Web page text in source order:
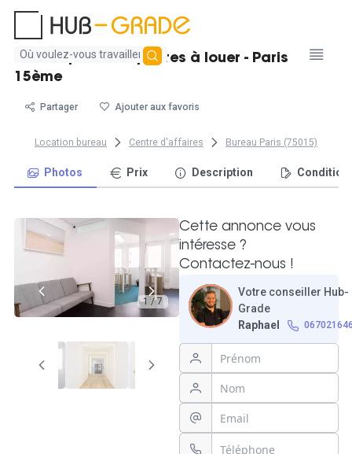
Aucun
résultat
Bureau privatif 3 postes à louer - Paris
15ème
Partager Ajouter aux favoris
Location bureau Centre d'affaires Bureau Paris (75015)
Photos Prix Description
1 / 7
Cette annonce vous
intéresse ?
Contactez-nous !
Votre conseiller Hub-
Grade
Raphael